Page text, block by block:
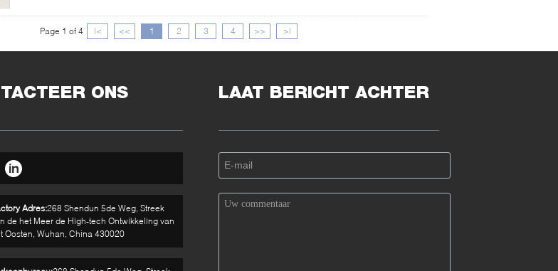
Page 1 of 4 |< << 1 2 3 4 >> >|
ONS
Adres:268 Shendun 5de Weg, Streek
de het Meer de High-tech Ontwikkeling van
Oosten, Wuhan, China 430020
LAAT BERICHT ACHTER